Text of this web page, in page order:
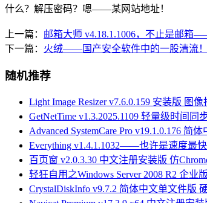
什么？解压密码？嗯——某网站地址！
上一篇： 邮箱大师 v4.18.1.1006，不止是邮箱
下一篇： 火绒——国产安全软件中的一股清流！
随机推荐
Light Image Resizer v7.6.0.159 安装版 图
GetNetTime v1.3.2025.1109 轻量级时间同
Advanced SystemCare Pro v19.1.0.176 简
Everything v1.4.1.1032——也许是速度最
百页窗 v2.0.3.30 中文注册安装版 仿
轻狂自用之Windows Server 2008 R2 企业
CrystalDiskInfo v9.7.2 简体中文单文件版